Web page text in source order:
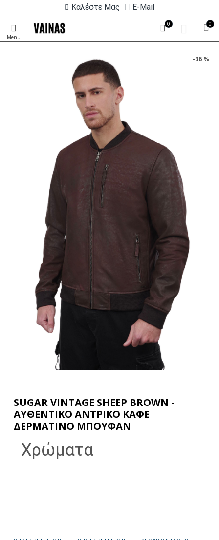
Καλέστε Μας E-Mail
0 0
-36 %
SUGAR VINTAGE SHEEP BROWN -
ΑΥΘΕΝΤΙΚΟ ΑΝΤΡΙΚΟ ΚΑΦΕ
ΔΕΡΜΑΤΙΝΟ ΜΠΟΥΦΑΝ
Χρώματα